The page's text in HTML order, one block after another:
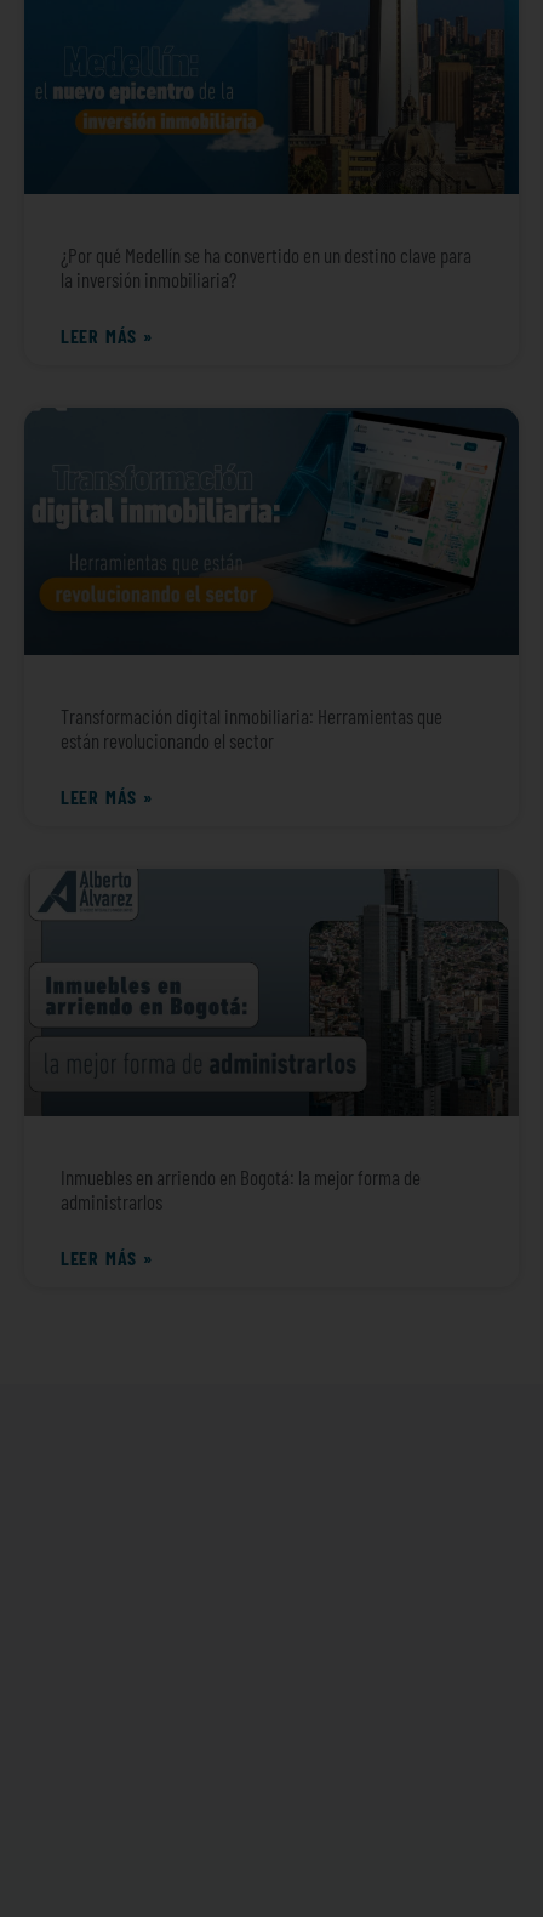
¿Por qué Medellín se ha convertido en un destino clave para
la inversión inmobiliaria?
LEER MÁS »
Transformación digital inmobiliaria: Herramientas que
están revolucionando el sector
LEER MÁS »
Inmuebles en arriendo en Bogotá: la mejor forma de
administrarlos
LEER MÁS »